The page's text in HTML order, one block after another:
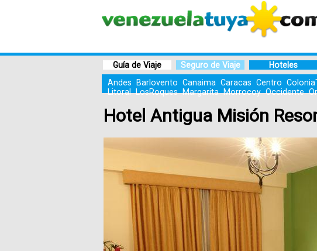
Guía de Viaje Seguro de Viaje Hoteles
Andes
Barlovento Canaima Caracas Centro
Litoral LosRoques Margarita Morrocoy Occidente
Hotel Antigua Misión